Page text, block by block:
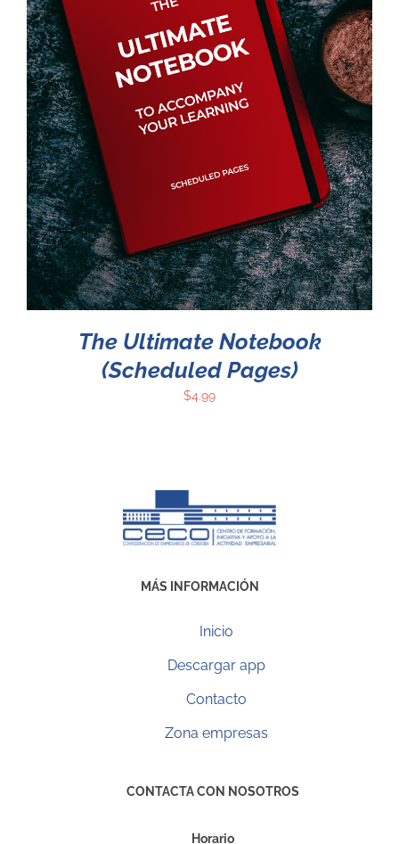
The Ultimate Notebook
(Scheduled Pages)
$4.99
MÁS INFORMACIÓN
Inicio
Descargar app
Contacto
Zona empresas
CONTACTA CON NOSOTROS
Horario